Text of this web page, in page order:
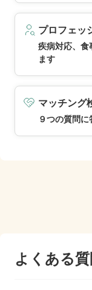
プロフェッ
疾病対応、食
ます
マッチング
９つの質問
よくある質